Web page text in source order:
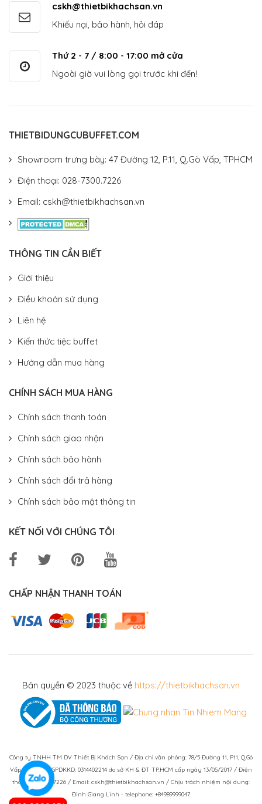
cskh@thietbikhachsan.vn
Khiếu nại, bảo hành, hỏi đáp
Thứ 2 - 7 / 8:00 - 17:00 mở cửa
Ngoài giờ vui lòng gọi trước khi đến!
THIETBIDUNGCUBUFFET.COM
Showroom trưng bày: 47 Đường 12, P.11, Q.Gò Vấp, TPHCM
Điện thoại: 028-7300.7226
Email: cskh@thietbikhachsan.vn
THÔNG TIN CẦN BIẾT
Giới thiệu
Điều khoản sử dụng
Liên hệ
Kiến thức tiệc buffet
Hướng dẫn mua hàng
CHÍNH SÁCH MUA HÀNG
Chính sách thanh toán
Chính sách giao nhận
Chính sách bảo hành
Chính sách đổi trả hàng
Chính sách bảo mật thông tin
KẾT NỐI VỚI CHÚNG TÔI
CHẤP NHẬN THANH TOÁN
Bản quyền © 2023 thuộc về https://thietbikhachsan.vn
Công ty TNHH TM DV Thiết Bị Khách Sạn / Địa chỉ văn phòng: 78/5 Đường 11, P11, Q.Gò
Vấp, TPHCM / GPDKKD: 0314402214 do sở KH & ĐT TP.HCM cấp ngày 13/05/2017 / Điện
thoại: (028)73007226 / Email: cskh@thietbikhachsan.vn / Chịu trách nhiệm nội dung:
Đinh Giang Linh - telephone: +84989999047.